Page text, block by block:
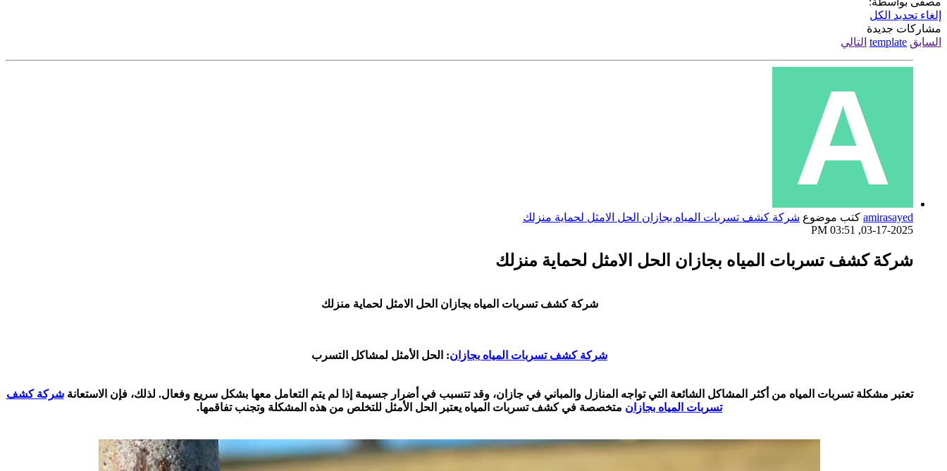
إلغاء تحديد الكل
مشاركات جديدة
السابق template التالي
amirasayed كتب موضوع شركة كشف تسربات المياه بجازان الحل الامثل لحماية منزلك
03-17-2025, 03:51 PM
شركة كشف تسربات المياه بجازان الحل الامثل لحماية منزلك
شركة كشف تسربات المياه بجازان الحل الامثل لحماية منزلك
شركة كشف تسربات المياه بجازان: الحل الأمثل لمشاكل التسرب
تعتبر مشكلة تسربات المياه من أكثر المشاكل الشائعة التي تواجه المنازل والمباني في جازان، وقد تتسبب في أضرار جسيمة إذا لم يتم التعامل معها بشكل سريع وفعال. لذلك، فإن الاستعانةشركة كشف
تسربات المياه بجازان متخصصة في كشف تسربات المياه يعتبر الحل الأمثل للتخلص من هذه المشكلة وتجنب تفاقمها.